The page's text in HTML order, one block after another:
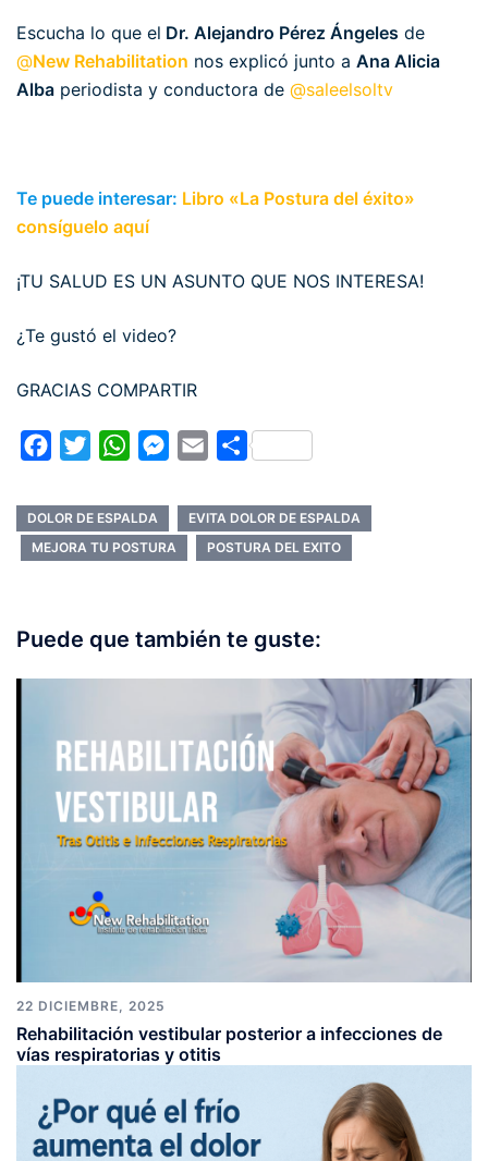
Escucha lo que el Dr. Alejandro Pérez Ángeles de
@New Rehabilitation nos explicó junto a Ana Alicia
Alba periodista y conductora de @saleelsoltv
Te puede interesar: Libro «La Postura del éxito»
consíguelo aquí
¡TU SALUD ES UN ASUNTO QUE NOS INTERESA!
¿Te gustó el video?
GRACIAS COMPARTIR
FacebookTwitterWhatsAppMessenger
EmailCompartir
DOLOR DE ESPALDA
EVITA DOLOR DE ESPALDA
MEJORA TU POSTURA
POSTURA DEL EXITO
Puede que también te guste:
22 DICIEMBRE, 2025
Rehabilitación vestibular posterior a infecciones de
vías respiratorias y otitis